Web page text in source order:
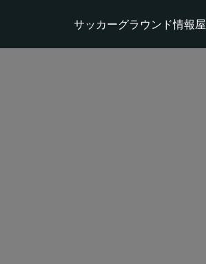
サッカーグラウンド情報屋